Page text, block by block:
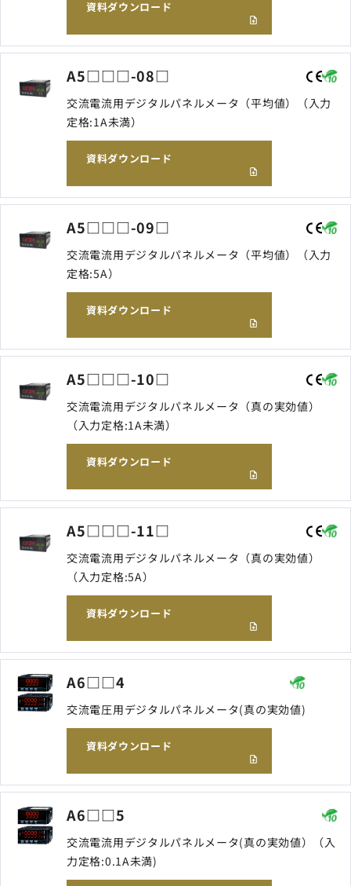
資料ダウンロード
A5□□□-08□
交流電流用デジタルパネルメータ（平均値）（入力
定格:1A未満）
資料ダウンロード
A5□□□-09□
交流電流用デジタルパネルメータ（平均値）（入力
定格:5A）
資料ダウンロード
A5□□□-10□
交流電流用デジタルパネルメータ（真の実効値）
（入力定格:1A未満）
資料ダウンロード
A5□□□-11□
交流電流用デジタルパネルメータ（真の実効値）
（入力定格:5A）
資料ダウンロード
A6□□4
交流電圧用デジタルパネルメータ(真の実効値)
資料ダウンロード
A6□□5
交流電流用デジタルパネルメータ(真の実効値）（入
力定格:0.1A未満)